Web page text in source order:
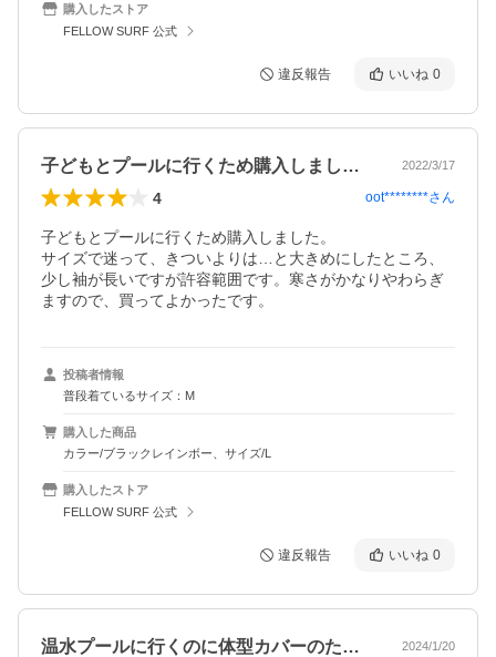
購入したストア
FELLOW SURF 公式
違反報告 いいね 0
子どもとプールに行くため購入しました。… 2022/3/17
4 oot********さん
子どもとプールに行くため購入しました。
サイズで迷って、きついよりは…と大きめにしたところ、
少し袖が長いですが許容範囲です。寒さがかなりやわらぎ
ますので、買ってよかったです。
投稿者情報
普段着ているサイズ：M
購入した商品
カラー/ブラックレインボー、サイズ/L
購入したストア
FELLOW SURF 公式
違反報告 いいね 0
温水プールに行くのに体型カバーのために… 2024/1/20